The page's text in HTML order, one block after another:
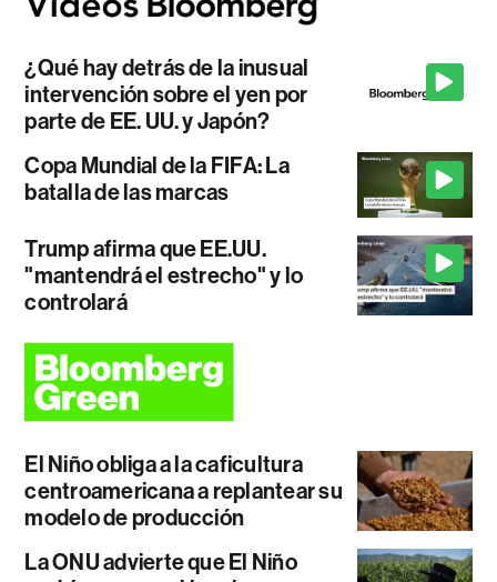
¿Qué hay detrás de la inusual
intervención sobre el yen por
parte de EE. UU. y Japón?
Copa Mundial de la FIFA: La
batalla de las marcas
Trump afirma que EE.UU.
"mantendrá el estrecho" y lo
controlará
El Niño obliga a la caficultura
centroamericana a replantear su
modelo de producción
La ONU advierte que El Niño